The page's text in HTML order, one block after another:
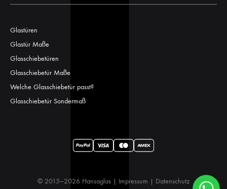
Glastüren
Glastür Maße
Glasschiebetüren
Glasschiebetür Maße
Welche Glasschiebetür passt?
Glasschiebetür Sondermaß
© 2015—2026 Hansaglas | Impressum | Datenschutz